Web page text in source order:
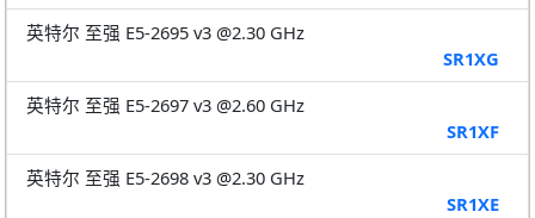
英特尔 至强 E5-2695 v3 @2.30 GHz
SR1XG
英特尔 至强 E5-2697 v3 @2.60 GHz
SR1XF
英特尔 至强 E5-2698 v3 @2.30 GHz
SR1XE